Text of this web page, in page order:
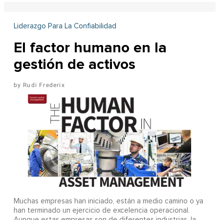
Liderazgo Para La Confiabilidad
El factor humano en la
gestión de activos
Rudi Frederix
Muchas empresas han iniciado, están a medio camino o ya
han terminado un ejercicio de excelencia operacional.